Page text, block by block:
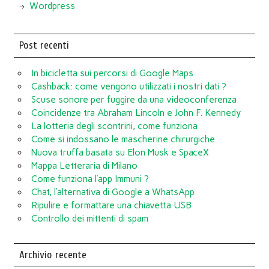
Wordpress
Post recenti
In bicicletta sui percorsi di Google Maps
Cashback: come vengono utilizzati i nostri dati ?
Scuse sonore per fuggire da una videoconferenza
Coincidenze tra Abraham Lincoln e John F. Kennedy
La lotteria degli scontrini, come funziona
Come si indossano le mascherine chirurgiche
Nuova truffa basata su Elon Musk e SpaceX
Mappa Letteraria di Milano
Come funziona l’app Immuni ?
Chat, l’alternativa di Google a WhatsApp
Ripulire e formattare una chiavetta USB
Controllo dei mittenti di spam
Archivio recente